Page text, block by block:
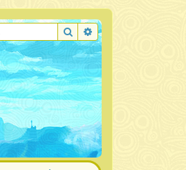
RechercherRecherche avancée